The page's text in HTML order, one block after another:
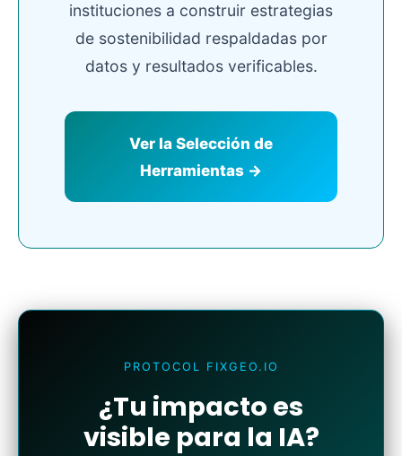
instituciones a construir estrategias
de sostenibilidad respaldadas por
datos y resultados verificables.
Ver la Selección de
Herramientas →
PROTOCOL FIXGEO.IO
¿Tu impacto es
visible para la IA?